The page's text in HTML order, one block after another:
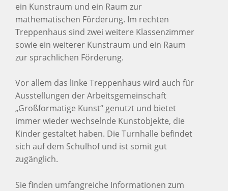
ein Kunstraum und ein Raum zur
mathematischen Förderung. Im rechten
Treppenhaus sind zwei weitere Klassenzimmer
sowie ein weiterer Kunstraum und ein Raum
zur sprachlichen Förderung.
Vor allem das linke Treppenhaus wird auch für
Ausstellungen der Arbeitsgemeinschaft
„Großformatige Kunst“ genutzt und bietet
immer wieder wechselnde Kunstobjekte, die
Kinder gestaltet haben. Die Turnhalle befindet
sich auf dem Schulhof und ist somit gut
zugänglich.
Sie finden umfangreiche Informationen zum